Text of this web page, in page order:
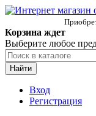
Корзина ждет
Выберите любое
Найти
Вход
Регистрация